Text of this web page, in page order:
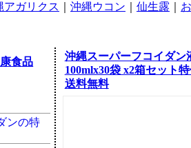
アガリクス 沖縄ウコン 仙生露
食品
ンの特
沖縄スーパーフコイダン
100mlx30袋 x2箱セット
送料無料